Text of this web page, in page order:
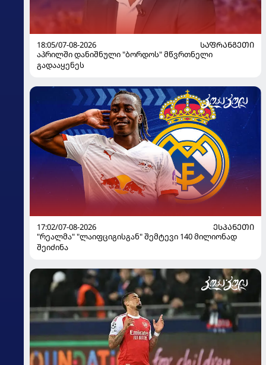
18:05/07-08-2026
ᲡᲐᲤᲠᲐᲜᲒᲔᲗᲘ
აპრილში დანიშნული "ბორდოს" მწვრთნელი
გადააყენეს
17:02/07-08-2026
ᲔᲡᲞᲐᲜᲔᲗᲘ
"რეალმა" "ლაიფციგისგან" შემტევი 140 მილიონად
შეიძინა